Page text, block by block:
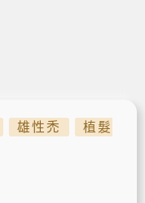
雄性禿
植髮